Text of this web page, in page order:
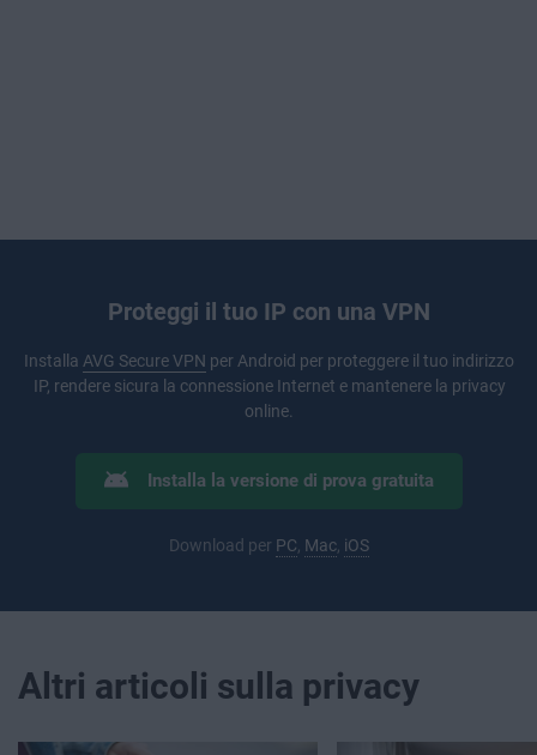
Proteggi il tuo IP con una VPN
Installa AVG Secure VPN per Android per proteggere il tuo indirizzo
IP, rendere sicura la connessione Internet e mantenere la privacy
online.
Installa la versione di prova gratuita
Download per PC Mac iOS
Altri articoli sulla privacy